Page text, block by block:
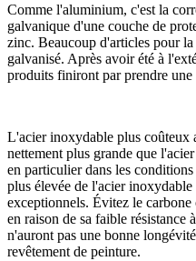
Comme l'aluminium, c'est la
galvanique d'une couche de
zinc. Beaucoup d'articles pour
galvanisé. Après avoir été à
produits finiront par prendre
L'acier inoxydable plus coûteux
nettement plus grande que
en particulier dans les
plus élevée de l'acier
exceptionnels. Évitez le
en raison de sa faible résistance
n'auront pas une bonne
revêtement de peinture.